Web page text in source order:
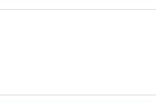
של אלפי מחבלים לבסיסי צה"ל, לערים
מתאפיינת בירי של אלפי רקטות לעבר